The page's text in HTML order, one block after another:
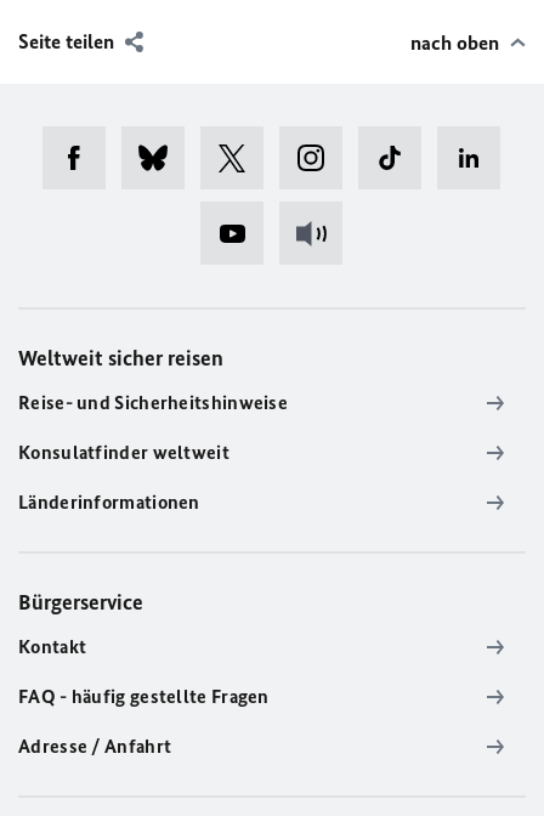
Seite teilen nach oben
Weltweit sicher reisen
Reise- und Sicherheitshinweise
Konsulatfinder weltweit
Länderinformationen
Bürgerservice
Kontakt
FAQ - häufig gestellte Fragen
Adresse / Anfahrt